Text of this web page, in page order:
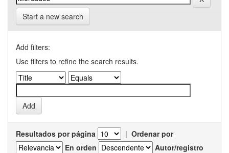
Start a new search
Add filters:
Use filters to refine the search results.
Resultados por página | Ordenar por
En orden
Autor/registro